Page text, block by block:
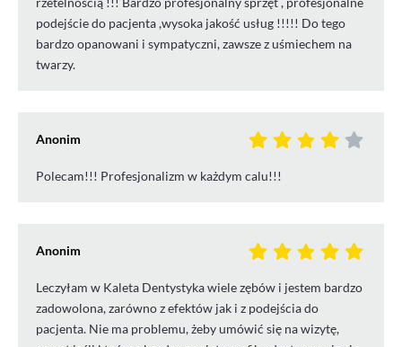
podejście do pacjenta ,wysoka jakość usług !!!!! Do tego
bardzo opanowani i sympatyczni, zawsze z uśmiechem na
twarzy.
Anonim
Polecam!!! Profesjonalizm w każdym calu!!!
Anonim
Leczyłam w Kaleta Dentystyka wiele zębów i jestem bardzo
zadowolona, zarówno z efektów jak i z podejścia do
pacjenta. Nie ma problemu, żeby umówić się na wizytę,